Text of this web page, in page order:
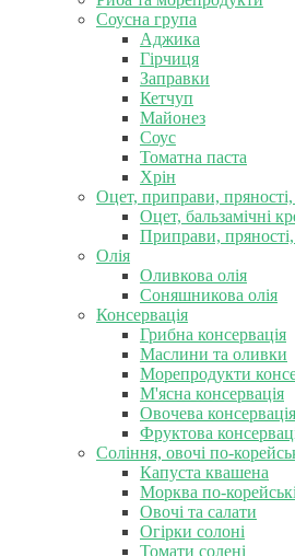
Соусна група
Аджика
Гірчиця
Заправки
Кетчуп
Майонез
Соус
Томатна паста
Хрін
Оцет, приправи, пряності,
Оцет, бальзамічні
Приправи, пряності,
Олія
Оливкова олія
Соняшникова олія
Консервація
Грибна консервація
Маслини та оливки
Морепродукти
М'ясна консервація
Овочева консервація
Фруктова
Соління, овочі по-
Капуста квашена
Морква по-корейські
Овочі та салати
Огірки солоні
Томати солені